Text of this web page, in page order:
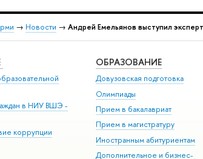
→ Новости → Андрей Емельянов выступил
в НИУ ВШЭ -
коррупции
ОБРАЗОВАНИЕ
Довузовская подготовка
Олимпиады
Прием в бакалавриат
Прием в магистратуру
Иностранным абитуриентам
Дополнительное и бизнес-